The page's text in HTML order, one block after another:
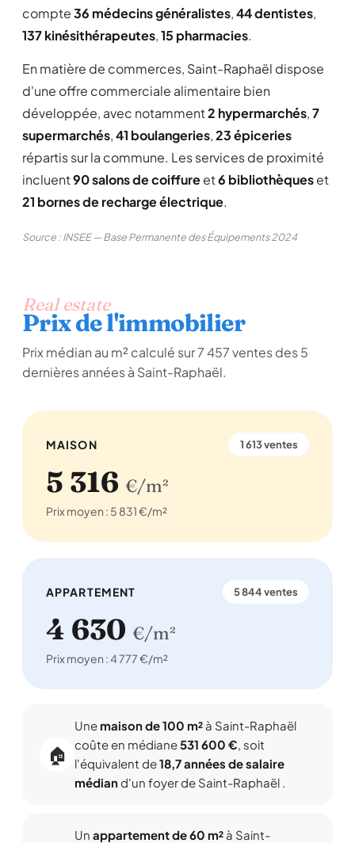
compte36 médecins généralistes,44 dentistes,
137 kinésithérapeutes,15 pharmacies.
En matière de commerces, Saint-Raphaël dispose
d'une offre commerciale alimentaire bien
développée, avec notamment2 hypermarchés,7
supermarchés,41 boulangeries,23 épiceries
répartis sur la commune. Les services de proximité
incluent90 salons de coiffureet6 bibliothèqueset
21 bornes de recharge électrique.
Source : INSEE — Base Permanente des Équipements 2024
Real estate
Prix de l'immobilier
Prix médian au m² calculé sur 7 457 ventes des 5
dernières années à Saint-Raphaël.
MAISON 1 613 ventes
5 316 €/m²
Prix moyen : 5 831 €/m²
APPARTEMENT 5 844 ventes
4 630 €/m²
Prix moyen : 4 777 €/m²
🏠
Une maison de 100 m² à Saint-Raphaël
coûte en médiane531 600 €, soit
l'équivalent de18,7 années de salaire
médiand'un foyer de Saint-Raphaël .
Un appartement de 60 m² à Saint-